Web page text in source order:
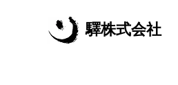
驛株式会社